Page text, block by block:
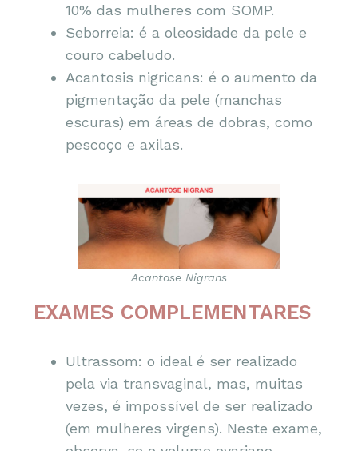
10% das mulheres com SOMP.
Seborreia: é a oleosidade da pele e
couro cabeludo.
Acantosis nigricans: é o aumento da
pigmentação da pele (manchas
escuras) em áreas de dobras, como
pescoço e axilas.
Acantose Nigrans
EXAMES COMPLEMENTARES
Ultrassom: o ideal é ser realizado
pela via transvaginal, mas, muitas
vezes, é impossível de ser realizado
(em mulheres virgens). Neste exame,